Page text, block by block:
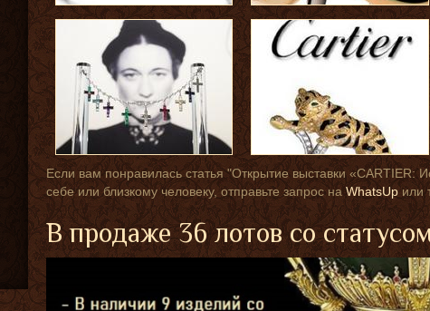
Если вам понравилась статья "Открытие выставки «CARTIER:
себе или близкому человеку, отправьте запрос наWhatsUpили
В продаже 36 лотов со